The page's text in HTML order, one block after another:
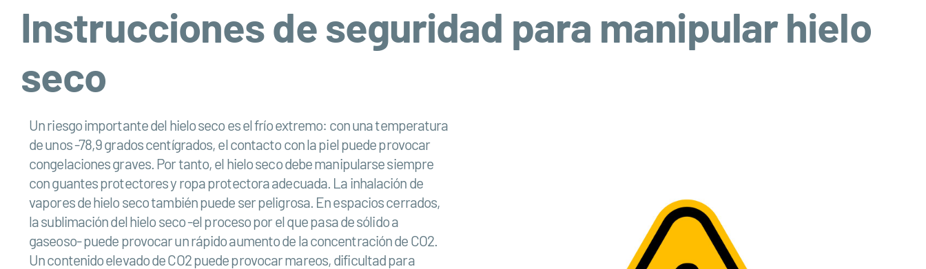
Instrucciones de seguridad para manipular hielo
seco
Un riesgo importante del hielo seco es el frío extremo: con una temperatura
de unos -78,9 grados centígrados, el contacto con la piel puede provocar
congelaciones graves. Por tanto, el hielo seco debe manipularse siempre
con guantes protectores y ropa protectora adecuada. La inhalación de
vapores de hielo seco también puede ser peligrosa. En espacios cerrados,
la sublimación del hielo seco -el proceso por el que pasa de sólido a
gaseoso- puede provocar un rápido aumento de la concentración de CO2.
Un contenido elevado de CO2 puede provocar mareos, dificultad para